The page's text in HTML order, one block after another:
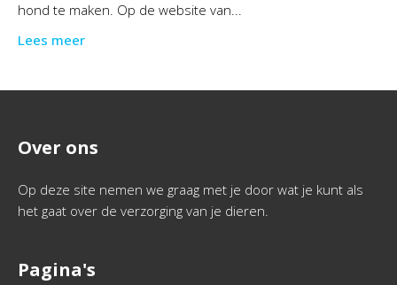
hond te maken. Op de website van...
Lees meer
Over ons
Op deze site nemen we graag met je door wat je kunt als
het gaat over de verzorging van je dieren.
Pagina's